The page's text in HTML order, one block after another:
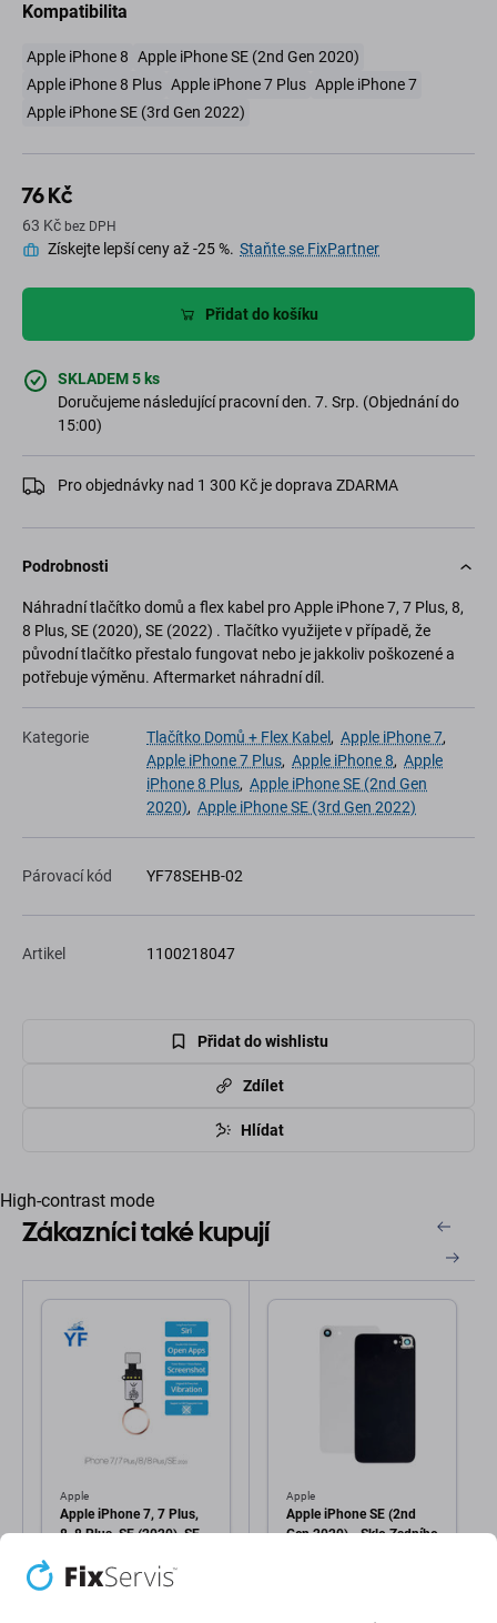
Kompatibilita
Apple iPhone 8 Apple iPhone SE (2nd Gen 2020)
Apple iPhone 8 Plus Apple iPhone 7 Plus Apple iPhone 7
Apple iPhone SE (3rd Gen 2022)
76 Kč
63 Kč bez DPH
Získejte lepší ceny až -25 %. Staňte se FixPartner
Přidat do košíku
SKLADEM 5 ks
Doručujeme následující pracovní den. 7. Srp. (Objednání do
15:00)
Pro objednávky nad 1 300 Kč je doprava ZDARMA
Podrobnosti
Náhradní tlačítko domů a flex kabel pro Apple iPhone 7, 7 Plus, 8,
8 Plus, SE (2020), SE (2022) . Tlačítko využijete v případě, že
původní tlačítko přestalo fungovat nebo je jakkoliv poškozené a
potřebuje výměnu. Aftermarket náhradní díl.
Kategorie Tlačítko Domů + Flex Kabel , Apple iPhone 7,
Apple iPhone 7 Plus, Apple iPhone 8, Apple
iPhone 8 Plus, Apple iPhone SE (2nd Gen
2020), Apple iPhone SE (3rd Gen 2022)
Párovací kód YF78SEHB-02
Artikel 1100218047
Přidat do wishlistu
Zdílet
Hlídat
High-contrast mode
Zákazníci také kupují
Apple
Apple iPhone 7, 7 Plus,
8, 8 Plus, SE (2020), SE
YF (Rose Gold)
Apple
Apple iPhone SE (2nd
Gen 2020) - Sklo Zadního